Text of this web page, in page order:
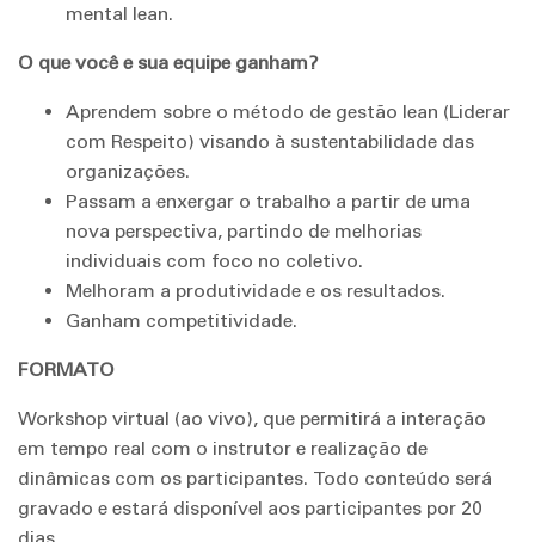
mental lean.
O que você e sua equipe ganham?
Aprendem sobre o método de gestão lean (Liderar
com Respeito) visando à sustentabilidade das
organizações.
Passam a enxergar o trabalho a partir de uma
nova perspectiva, partindo de melhorias
individuais com foco no coletivo.
Melhoram a produtividade e os resultados.
Ganham competitividade.
FORMATO
Workshop virtual (ao vivo), que permitirá a interação
em tempo real com o instrutor e realização de
dinâmicas com os participantes. Todo conteúdo será
gravado e estará disponível aos participantes por 20